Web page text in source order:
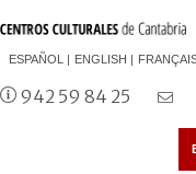
ESPAÑOL ENGLISH
942 59 84 25